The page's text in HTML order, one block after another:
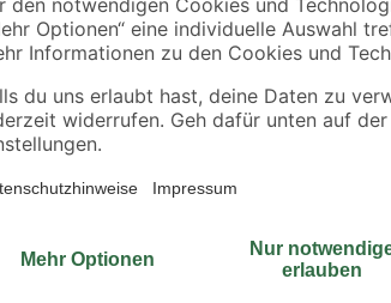
on, Reaktionsmasse aus 5-Chlor-2-methyl-